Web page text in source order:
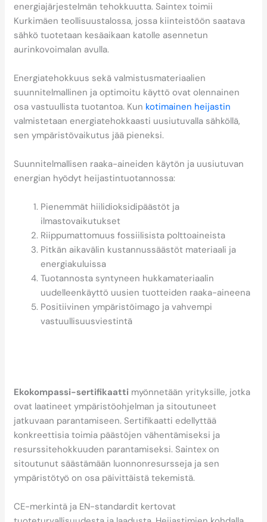
energiajärjestelmän tehokkuutta. Saintex toimii
Kurkimäen teollisuustalossa, jossa kiinteistöön saatava
sähkö tuotetaan kesäaikaan katolle asennetun
aurinkovoimalan avulla.
Energiatehokkuus sekä valmistusmateriaalien
suunnitelmallinen ja optimoitu käyttö ovat olennainen
osa vastuullista tuotantoa. Kun kotimainen heijastin
valmistetaan energiatehokkaasti uusiutuvalla sähköllä,
sen ympäristövaikutus jää pieneksi.
Suunnitelmallisen raaka-aineiden käytön ja uusiutuvan
energian hyödyt heijastintuotannossa:
Pienemmät hiilidioksidipäästöt ja
ilmastovaikutukset
Riippumattomuus fossiilisista polttoaineista
Pitkän aikavälin kustannussäästöt materiaali ja
energiakuluissa
Tuotannosta syntyneen hukkamateriaalin
uudelleenkäyttö uusien tuotteiden raaka-aineena
Positiivinen ympäristöimago ja vahvempi
vastuullisuusviestintä
Ekokompassi-sertifikaatti myönnetään yrityksille, jotka
ovat laatineet ympäristöohjelman ja sitoutuneet
jatkuvaan parantamiseen. Sertifikaatti edellyttää
konkreettisia toimia päästöjen vähentämiseksi ja
resurssitehokkuuden parantamiseksi. Saintex on
sitoutunut säästämään luonnonresursseja ja sen
ympäristötyö on osa päivittäistä tekemistä.
CE-merkintä ja EN-standardit kertovat